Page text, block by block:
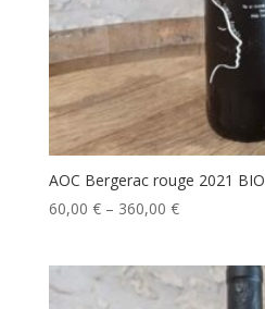
AOC Bergerac rouge 2021 BIO
60,00 €– 360,00 €